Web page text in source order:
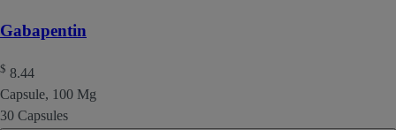
Gabapentin
$ 8.44
Capsule, 100 Mg
30 Capsules